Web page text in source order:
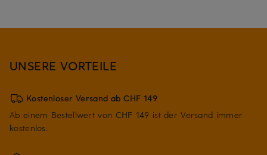
UNSERE VORTEILE
Kostenloser Versand ab CHF 149
Ab einem Bestellwert von CHF 149 ist der Versand immer
kostenlos.